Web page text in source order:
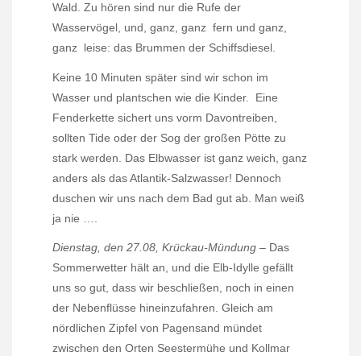
Wald. Zu hören sind nur die Rufe der
Wasservögel, und, ganz, ganz fern und ganz,
ganz leise: das Brummen der Schiffsdiesel.
Keine 10 Minuten später sind wir schon im
Wasser und plantschen wie die Kinder.
Eine
Fenderkette sichert uns vorm Davontreiben,
sollten Tide oder der Sog der großen Pötte zu
stark werden. Das Elbwasser ist ganz weich, ganz
anders als das Atlantik-Salzwasser! Dennoch
duschen wir uns nach dem Bad gut ab. Man weiß
ja nie ….
Dienstag, den 27.08, Krückau-Mündung – Das
Sommerwetter hält an, und die Elb-Idylle gefällt
uns so gut, dass wir beschließen, noch in einen
der Nebenflüsse hineinzufahren. Gleich am
nördlichen Zipfel von Pagensand mündet
zwischen den Orten Seestermühe und Kollmar